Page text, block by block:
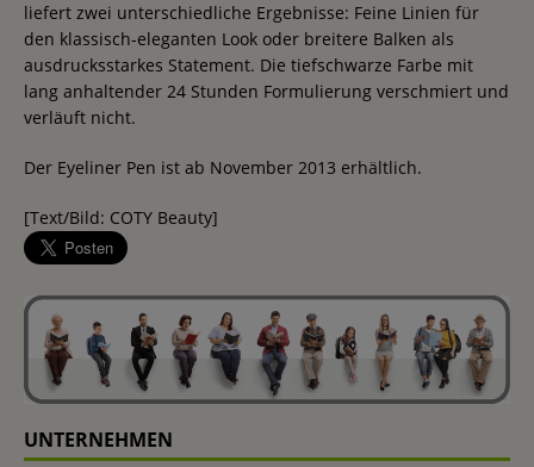
liefert zwei unterschiedliche Ergebnisse: Feine Linien für
den klassisch-eleganten Look oder breitere Balken als
ausdrucksstarkes Statement. Die tiefschwarze Farbe mit
lang anhaltender 24 Stunden Formulierung verschmiert und
verläuft nicht.
Der Eyeliner Pen ist ab November 2013 erhältlich.
[Text/Bild: COTY Beauty]
UNTERNEHMEN